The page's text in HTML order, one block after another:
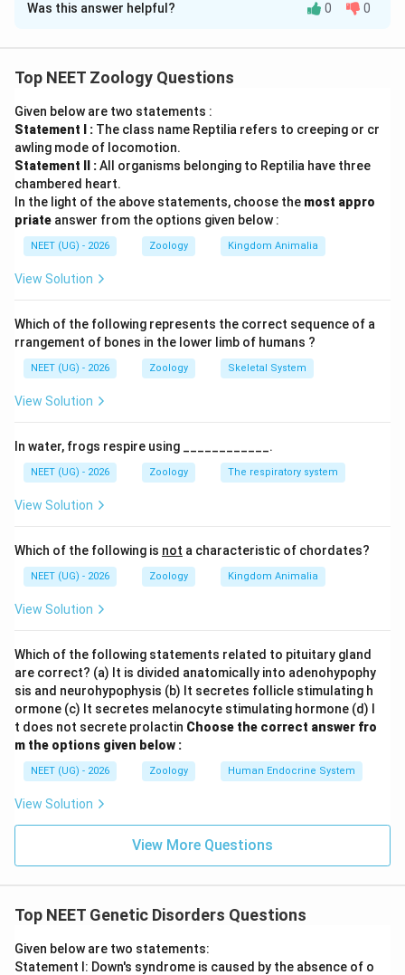
Solution and Explanation
આનુવંશિક વિકૃતિઓ અને ક્રોમોસોમલ સંખ્યામાં ફેરફાર.
Step 2: Detailed Explanation:
- ડાઉન સિન્ડ્રોમ એ 21મા ક્રોમોસોમની ટ્રાયસોમી (વધારાના
ક્રોમોસોમની હાજરી) ને કારણે થાય છે.
- ટર્નર સિન્ડ્રોમ એ એક X-ક્રોમોસોમની અનુપસ્થિતિને
કારણે (45, X0) થાય છે.
આથી, બંને વિધાનો ઉલટા આપેલા છે અને તેથી તે અયોગ્ય છે.
Step 3: Final Answer:
Download Solution in PDF
Was this answer helpful? 0 0
Top NEET Zoology Questions
Given below are two statements :
Statement I : The class name Reptilia refers to creeping or cr
awling mode of locomotion.
Statement II :All organisms belonging to Reptilia have three
chambered heart.
In the light of the above statements, choose the most appro
priate answer from the options given below :
NEET (UG) - 2026 Zoology Kingdom Animalia
View Solution
Which of the following represents the correct sequence of a
rrangement of bones in the lower limb of humans ?
NEET (UG) - 2026 Zoology Skeletal System
View Solution
In water, frogs respire using ____________.
NEET (UG) - 2026 Zoology The respiratory system
View Solution
Which of the following is not a characteristic of chordates?
NEET (UG) - 2026 Zoology Kingdom Animalia
View Solution
Which of the following statements related to pituitary gland
are correct? (a) It is divided anatomically into adenohypophy
sis and neurohypophysis (b) It secretes follicle stimulating h
ormone (c) It secretes melanocyte stimulating hormone (d) I
t does not secrete prolactin Choose the correct answer fro
m the options given below :
NEET (UG) - 2026 Zoology Human Endocrine System
View Solution
View More Questions
Top NEET Genetic Disorders Questions
Given below are two statements:
Statement I: Down's syndrome is caused by the absence of o